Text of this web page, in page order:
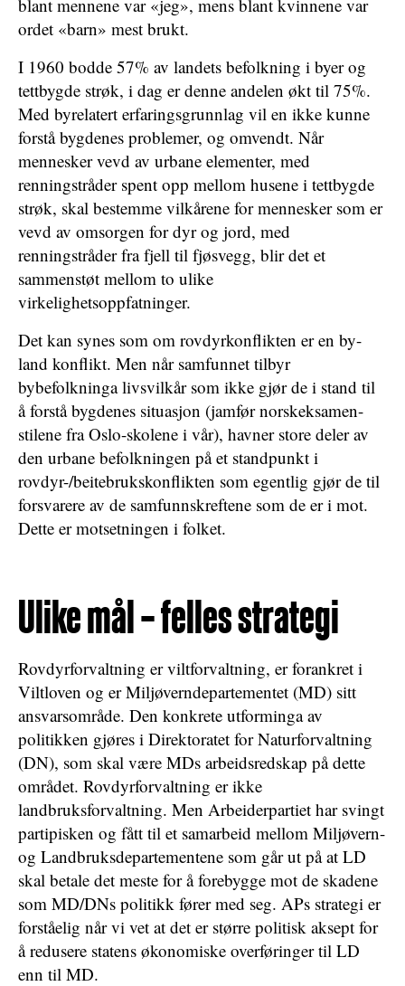
blant mennene var «jeg», mens blant kvinnene var
ordet «barn» mest brukt.
I 1960 bodde 57% av landets befolkning i byer og
tettbygde strøk, i dag er denne andelen økt til 75%.
Med byrelatert erfaringsgrunnlag vil en ikke kunne
forstå bygdenes problemer, og omvendt. Når
mennesker vevd av urbane elementer, med
renningstråder spent opp mellom husene i tettbygde
strøk, skal bestemme vilkårene for mennesker som er
vevd av omsorgen for dyr og jord, med
renningstråder fra fjell til fjøsvegg, blir det et
sammenstøt mellom to ulike
virkelighetsoppfatninger.
Det kan synes som om rovdyrkonflikten er en by-
land konflikt. Men når samfunnet tilbyr
bybefolkninga livsvilkår som ikke gjør de i stand til
å forstå bygdenes situasjon (jamfør norskeksamen-
stilene fra Oslo-skolene i vår), havner store deler av
den urbane befolkningen på et standpunkt i
rovdyr-/beitebrukskonflikten som egentlig gjør de til
forsvarere av de samfunnskreftene som de er i mot.
Dette er motsetningen i folket.
Ulike mål – felles strategi
Rovdyrforvaltning er viltforvaltning, er forankret i
Viltloven og er Miljøverndepartementet (MD) sitt
ansvarsområde. Den konkrete utforminga av
politikken gjøres i Direktoratet for Naturforvaltning
(DN), som skal være MDs arbeidsredskap på dette
området. Rovdyrforvaltning er ikke
landbruksforvaltning. Men Arbeiderpartiet har svingt
partipisken og fått til et samarbeid mellom Miljøvern-
og Landbruksdepartementene som går ut på at LD
skal betale det meste for å forebygge mot de skadene
som MD/DNs politikk fører med seg. APs strategi er
forståelig når vi vet at det er større politisk aksept for
å redusere statens økonomiske overføringer til LD
enn til MD.